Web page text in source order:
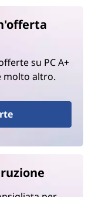
su PC A+
molto altro.